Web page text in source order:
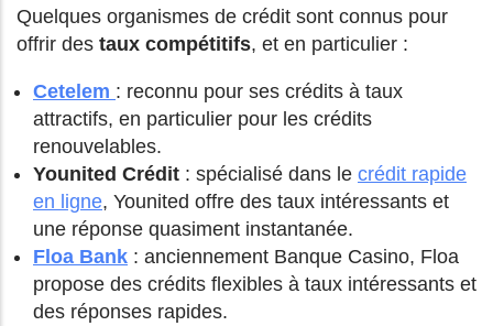
Quelques organismes de crédit sont connus pour
offrir des taux compétitifs, et en particulier :
Cetelem : reconnu pour ses crédits à taux
attractifs, en particulier pour les crédits
renouvelables.
Younited Crédit : spécialisé dans le crédit rapide
en ligne, Younited offre des taux intéressants et
une réponse quasiment instantanée.
Floa Bank : anciennement Banque Casino, Floa
propose des crédits flexibles à taux intéressants et
des réponses rapides.